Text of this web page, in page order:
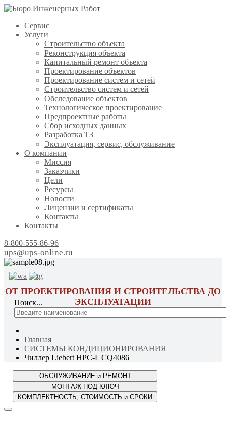
Сервис
Услуги
Строительство объекта
Реконструкция объекта
Капитальный ремонт объекта
Проектирование объектов
Проектирование систем и сетей
Строительство систем и сетей
Обследование объектов
Технологическое проектирование
Предпроектные работы
Сбор исходных данных
Разработка ТЗ
Эксплуатация, сервис, обслуживание
О компании
Миссия
Заказчики
Цели
Ресурсы
Новости
Лицензии и сертификаты
Контакты
Контакты
8-800-555-86-96
ups@ups-online.ru
ОТ ПРОЕКТИРОВАНИЯ И СТРОИТЕЛЬСТВА ДО
ЭКСПЛУАТАЦИИ
Поиск...
Главная
СИСТЕМЫ КОНДИЦИОНИРОВАНИЯ
Чиллер Liebert HPC-L CQ4086